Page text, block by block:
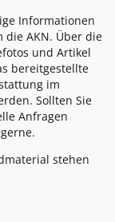
Informationen
AKN. Über die
und Artikel
bereitgestellte
im
Sollten Sie
Anfragen
stehen